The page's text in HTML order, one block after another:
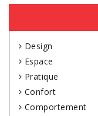
Design
Espace
Pratique
Confort
Comportement